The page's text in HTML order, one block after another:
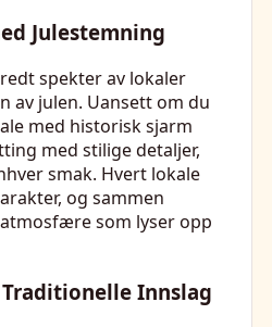
Julestemning
spekter av lokaler
av julen. Uansett om du
med historisk sjarm
med stilige detaljer,
smak. Hvert lokale
og sammen
som lyser opp
Innslag